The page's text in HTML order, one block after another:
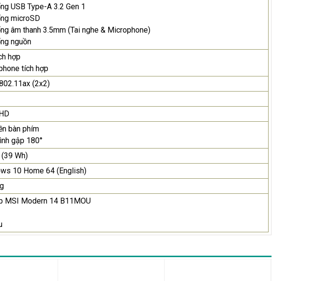
USB Type-A 3.2 Gen 1
microSD
âm thanh 3.5mm (Tai nghe & Microphone)
nguồn
hợp
tích hợp
(2x2)
bàn phím
gập 180°
Wh)
10 Home 64 (English)
MSI Modern 14 B11MOU